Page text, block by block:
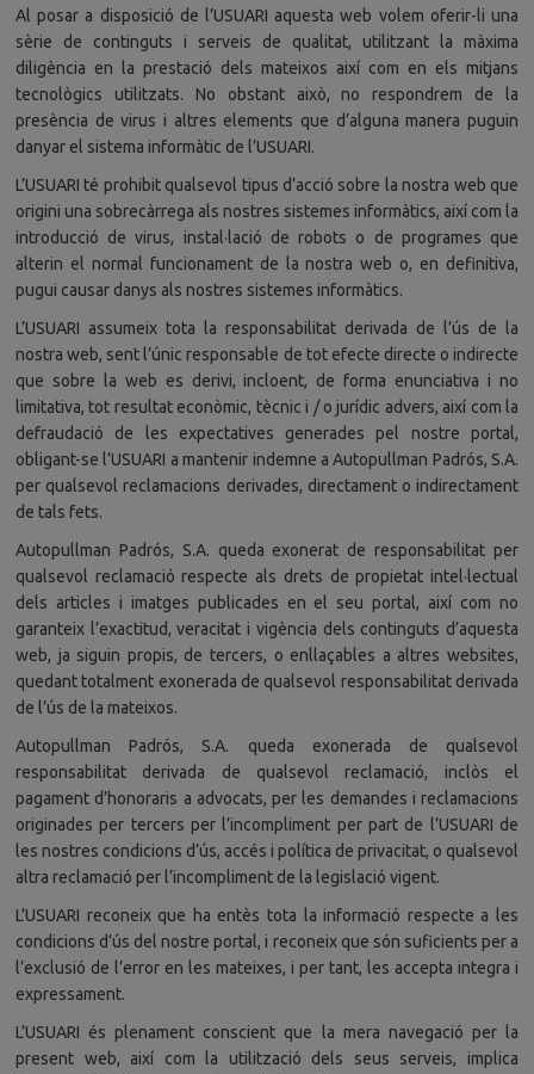
Al posar a disposició de l’USUARI aquesta web volem oferir-li una
sèrie de continguts i serveis de qualitat, utilitzant la màxima
diligència en la prestació dels mateixos així com en els mitjans
tecnològics utilitzats. No obstant això, no respondrem de la
presència de virus i altres elements que d’alguna manera puguin
danyar el sistema informàtic de l’USUARI.
L’USUARI té prohibit qualsevol tipus d’acció sobre la nostra web que
origini una sobrecàrrega als nostres sistemes informàtics, així com la
introducció de virus, instal·lació de robots o de programes que
alterin el normal funcionament de la nostra web o, en definitiva,
pugui causar danys als nostres sistemes informàtics.
L’USUARI assumeix tota la responsabilitat derivada de l’ús de la
nostra web, sent l’únic responsable de tot efecte directe o indirecte
que sobre la web es derivi, incloent, de forma enunciativa i no
limitativa, tot resultat econòmic, tècnic i / o jurídic advers, així com la
defraudació de les expectatives generades pel nostre portal,
obligant-se l’USUARI a mantenir indemne a Autopullman Padrós, S.A.
per qualsevol reclamacions derivades, directament o indirectament
de tals fets.
Autopullman Padrós, S.A. queda exonerat de responsabilitat per
qualsevol reclamació respecte als drets de propietat intel·lectual
dels articles i imatges publicades en el seu portal, així com no
garanteix l’exactitud, veracitat i vigència dels continguts d’aquesta
web, ja siguin propis, de tercers, o enllaçables a altres websites,
quedant totalment exonerada de qualsevol responsabilitat derivada
de l’ús de la mateixos.
Autopullman Padrós, S.A. queda exonerada de qualsevol
responsabilitat derivada de qualsevol reclamació, inclòs el
pagament d’honoraris a advocats, per les demandes i reclamacions
originades per tercers per l’incompliment per part de l’USUARI de
les nostres condicions d’ús, accés i política de privacitat, o qualsevol
altra reclamació per l’incompliment de la legislació vigent.
L’USUARI reconeix que ha entès tota la informació respecte a les
condicions d’ús del nostre portal, i reconeix que són suficients per a
l’exclusió de l’error en les mateixes, i per tant, les accepta integra i
expressament.
L’USUARI és plenament conscient que la mera navegació per la
present web, així com la utilització dels seus serveis, implica